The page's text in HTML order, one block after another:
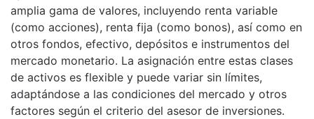
amplia gama de valores, incluyendo renta variable
(como acciones), renta fija (como bonos), así como en
otros fondos, efectivo, depósitos e instrumentos del
mercado monetario. La asignación entre estas clases
de activos es flexible y puede variar sin límites,
adaptándose a las condiciones del mercado y otros
factores según el criterio del asesor de inversiones.